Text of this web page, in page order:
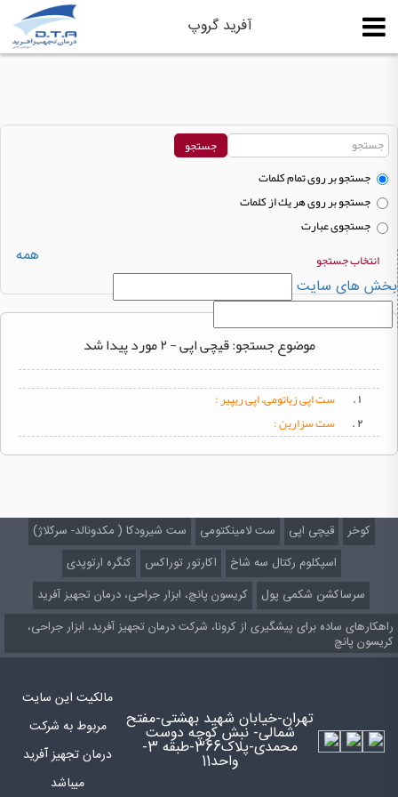
آفرید گروپ
جستجو بر روی تمام كلمات
جستجو بر روی هر يك از كلمات
جستجوی عبارت
انتخاب جستجو
همه
بخش های سایت
موضوع جستجو: قیچی اپی - ۲ مورد پیدا شد
۱ .
ست اپی زیاتومی، اپی ریپیر :
۲ .
ست سزارین :
کوخر قیچی اپی ست لامینکتومی
ست شیرودکا ( مکدونالد- سرکلاژ)
اسپکلوم رکتال سه شاخ
اکارتور توراکس
کنگره ارتوپدی
سرساکشن شکمی پول
کریسون پانچ، ابزار جراحی، درمان تجهیز آفرید
راهکارهای ساده برای پیشگیری از کرونا، شرکت درمان تجهیز آفرید، ابزار جراحی،
کریسون پانچ
تهران-خیابان شهید بهشتی-مفتح
شمالی- نبش کوچه دوست
محمدی-پلاک366-طبقه 3-
واحد11
مالکیت این سایت
مربوط به شرکت
درمان تجهیز آفرید
میباشد